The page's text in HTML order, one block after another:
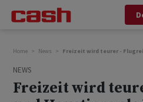
Home News Freizeit wird teurer -
NEWS
Freizeit wird